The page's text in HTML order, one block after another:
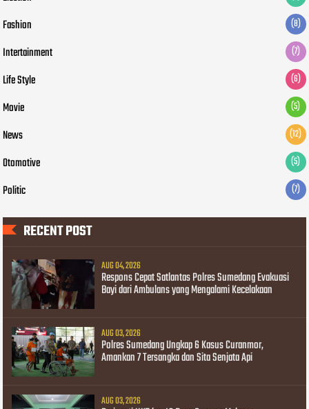
Fashion (8)
Intertainment (7)
Life Style (6)
Movie (5)
News (12)
Otomotive (5)
Politic (7)
RECENT POST
AUG 04, 2026
Respons Cepat Satlantas Polres Sumedang Evakuasi
Bayi dari Ambulans yang Mengalami Kecelakaan
AUG 03, 2026
Polres Sumedang Ungkap 6 Kasus Curanmor,
Amankan 7 Tersangka dan Sita Senjata Api
AUG 03, 2026